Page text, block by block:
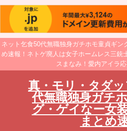
ネット乞食50代無職独身ガチホモ童貞ギン
め速報！ネトゲ廃人は女子ホームレス三銃
スまなみ！愛内アイラ応
真・モリ・タダ
代無職独身ガチ
グ・ゲイなー女
まとめ